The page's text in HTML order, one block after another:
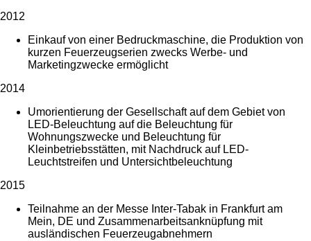
2012
Einkauf von einer Bedruckmaschine, die Produktion von
kurzen Feuerzeugserien zwecks Werbe- und
Marketingzwecke ermöglicht
2014
Umorientierung der Gesellschaft auf dem Gebiet von
LED-Beleuchtung auf die Beleuchtung für
Wohnungszwecke und Beleuchtung für
Kleinbetriebsstätten, mit Nachdruck auf LED-
Leuchtstreifen und Untersichtbeleuchtung
2015
Teilnahme an der Messe Inter-Tabak in Frankfurt am
Mein, DE und Zusammenarbeitsanknüpfung mit
ausländischen Feuerzeugabnehmern